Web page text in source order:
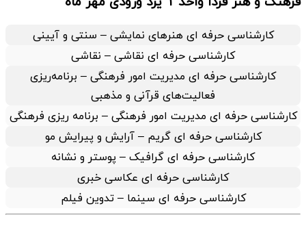
کارشناسی حرفه ای هنرهای نمایشی – سنتی و آیینی
کارشناسی حرفه ای نقاشی – نقاشی
کارشناسی حرفه ای مدیریت امور فرهنگی – برنامه‌ریزی
فعالیت‌های قرآنی و مذهبی
کارشناسی حرفه ای مدیریت امور فرهنگی – برنامه ریزی فرهنگی
کارشناسی حرفه ای گریم – آرایش و پیرایش مو
کارشناسی حرفه ای گرافیک – پوستر و نشانه
کارشناسی حرفه ای عکاسی خبری
کارشناسی حرفه ای سینما – تدوین فیلم